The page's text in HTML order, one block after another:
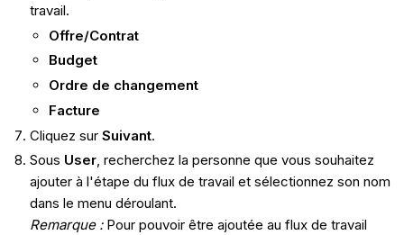
travail.
Offre/Contrat
Budget
Ordre de changement
Facture
Cliquez sur Suivant.
Sous User, recherchez la personne que vous souhaitez
ajouter à l'étape du flux de travail et sélectionnez son nom
dans le menu déroulant.
Remarque : Pour pouvoir être ajoutée au flux de travail